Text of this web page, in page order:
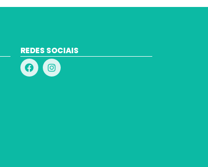
REDES SOCIAIS